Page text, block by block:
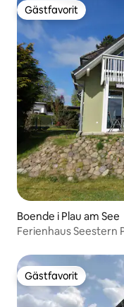
Gästfavorit
Gästfavorit
Boende i Plau am See
Ferienhaus Seestern
Gästfavorit
Gästfavorit